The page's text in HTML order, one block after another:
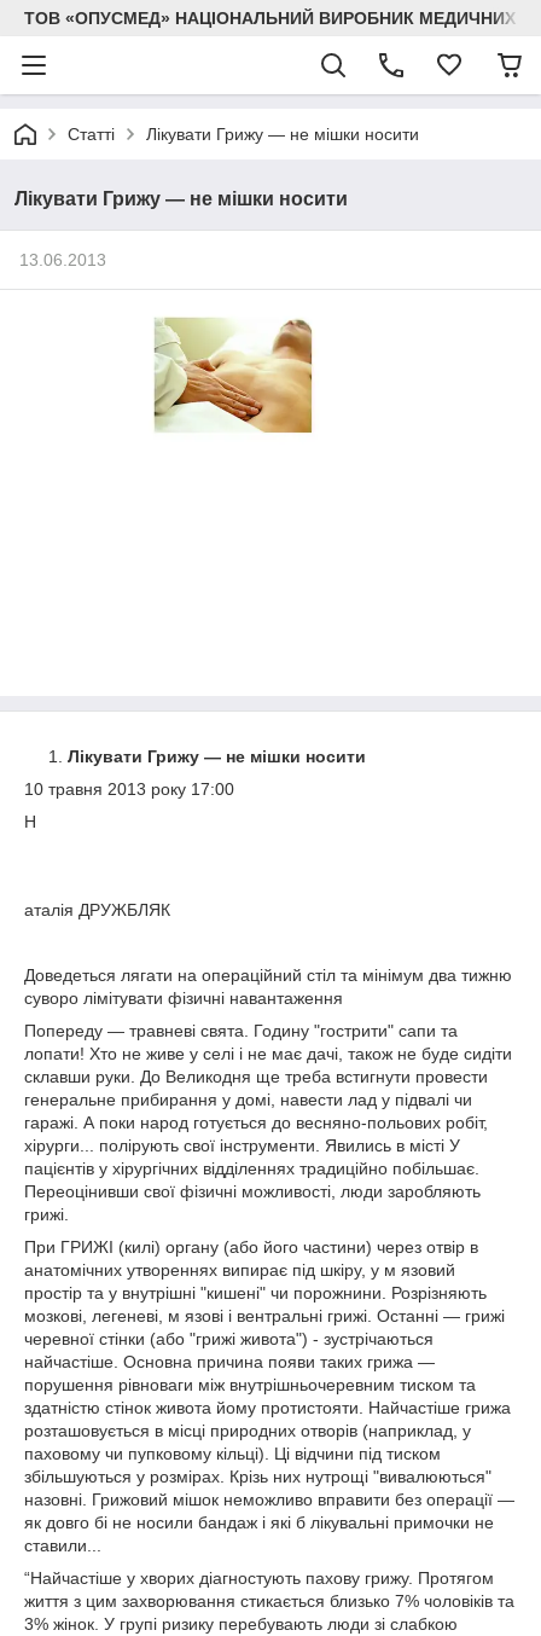
ТОВ «ОПУСМЕД» НАЦІОНАЛЬНИЙ ВИРОБНИК МЕДИЧНИХ
Статті Лікувати Грижу — не мішки носити
Лікувати Грижу — не мішки носити
13.06.2013
Лікувати Грижу — не мішки носити
10 травня 2013 року 17:00
Н
аталія ДРУЖБЛЯК
Доведеться лягати на операційний стіл та мінімум два тижню
суворо лімітувати фізичні навантаження
Попереду — травневі свята. Годину "гострити" сапи та
лопати! Хто не живе у селі і не має дачі, також не буде сидіти
склавши руки. До Великодня ще треба встигнути провести
генеральне прибирання у домі, навести лад у підвалі чи
гаражі. А поки народ готується до весняно-польових робіт,
хірурги... полірують свої інструменти. Явились в місті У
пацієнтів у хірургічних відділеннях традиційно побільшає.
Переоцінивши свої фізичні можливості, люди заробляють
грижі.
При ГРИЖІ (килі) органу (або його частини) через отвір в
анатомічних утвореннях випирає під шкіру, у м язовий
простір та у внутрішні "кишені" чи порожнини. Розрізняють
мозкові, легеневі, м язові і вентральні грижі. Останні — грижі
черевної стінки (або "грижі живота") - зустрічаються
найчастіше. Основна причина появи таких грижа —
порушення рівноваги між внутрішньочеревним тиском та
здатністю стінок живота йому протистояти. Найчастіше грижа
розташовується в місці природних отворів (наприклад, у
паховому чи пупковому кільці). Ці відчини під тиском
збільшуються у розмірах. Крізь них нутрощі "вивалюються"
назовні. Грижовий мішок неможливо вправити без операції —
як довго бі не носили бандаж і які б лікувальні примочки не
ставили...
“Найчастіше у хворих діагностують пахову грижу. Протягом
життя з цим захворювання стикається близько 7% чоловіків та
3% жінок. У групі ризику перебувають люди зі слабкою